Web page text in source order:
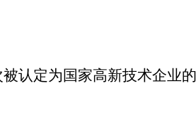
定为国家高新技术企业